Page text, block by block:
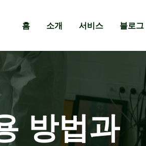
홈 소개 서비스 블로그
방법과